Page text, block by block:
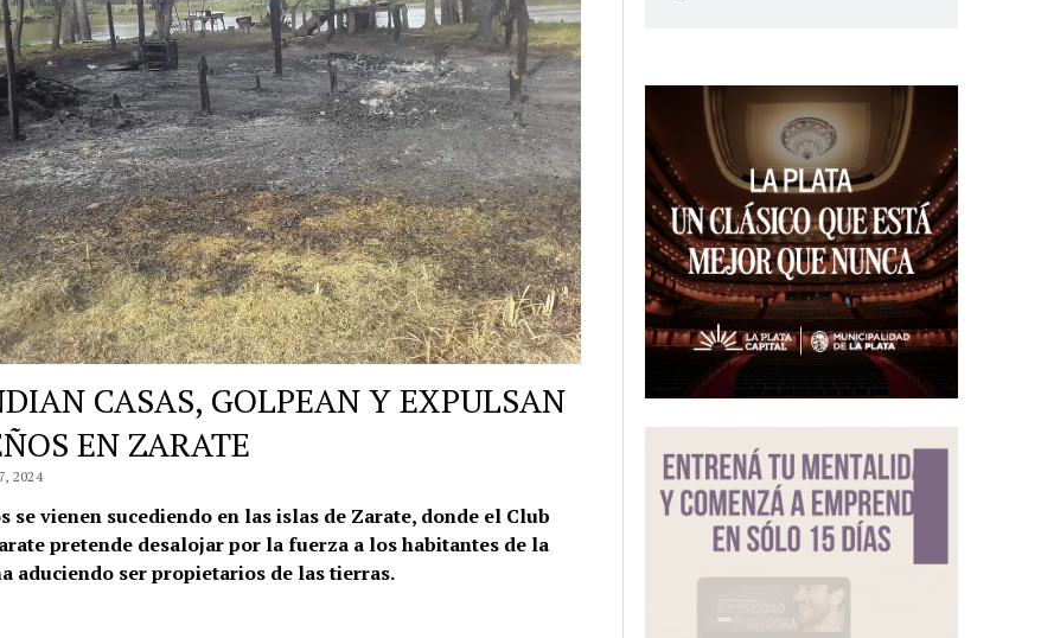
CASAS, GOLPEAN Y EXPULSAN
EN ZARATE
2024
se vienen sucediendo en las islas de Zarate, donde el Club
pretende desalojar por la fuerza a los habitantes de la
aduciendo ser propietarios de las tierras.